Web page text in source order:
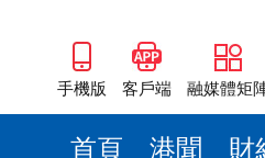
手機版 客戶端 融媒體矩
首頁 港聞 財
【機
專訪